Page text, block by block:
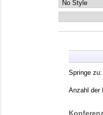
Springe zu:
Anzahl der